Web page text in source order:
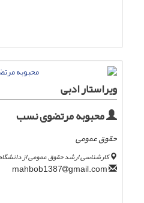
ویراستار ادبی
محبوبه مرتضوی نسب
حقوق عمومی
کارشناسی ارشد حقوق عمومی از
gmail.com